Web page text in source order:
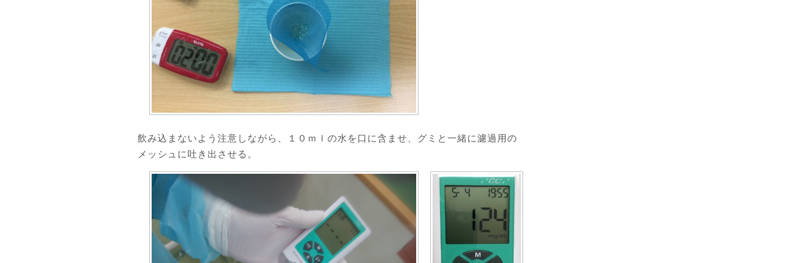
飲み込まないよう注意しながら、１０ｍｌの水を口に含ませ、グミと一緒に濾過用の
メッシュに吐き出させる。